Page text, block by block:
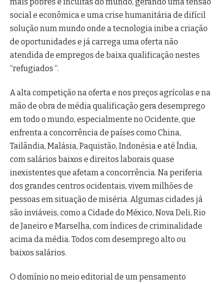
social e econômica e uma crise humanitária de difícil
solução num mundo onde a tecnologia inibe a criação
de oportunidades e já carrega uma oferta não
atendida de empregos de baixa qualificação nestes
“refugiados “.
A alta competição na oferta e nos preços agrícolas e na
mão de obra de média qualificação gera desemprego
em todo o mundo, especialmente no Ocidente, que
enfrenta a concorrência de países como China,
Tailândia, Malásia, Paquistão, Indonésia e até Índia,
com salários baixos e direitos laborais quase
inexistentes que afetam a concorrência. Na periferia
dos grandes centros ocidentais, vivem milhões de
pessoas em situação de miséria. Algumas cidades já
são inviáveis, como a Cidade do México, Nova Deli, Rio
de Janeiro e Marselha, com índices de criminalidade
acima da média. Todos com desemprego alto ou
baixos salários.
O domínio no meio editorial de um pensamento